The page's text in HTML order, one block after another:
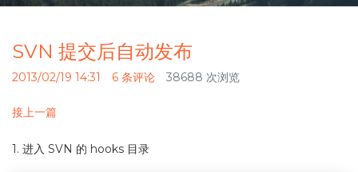
SVN 提交后自动发布
2013/02/19 14:31 6 条评论 38688 次浏览
接上一篇
1. 进入 SVN 的 hooks 目录